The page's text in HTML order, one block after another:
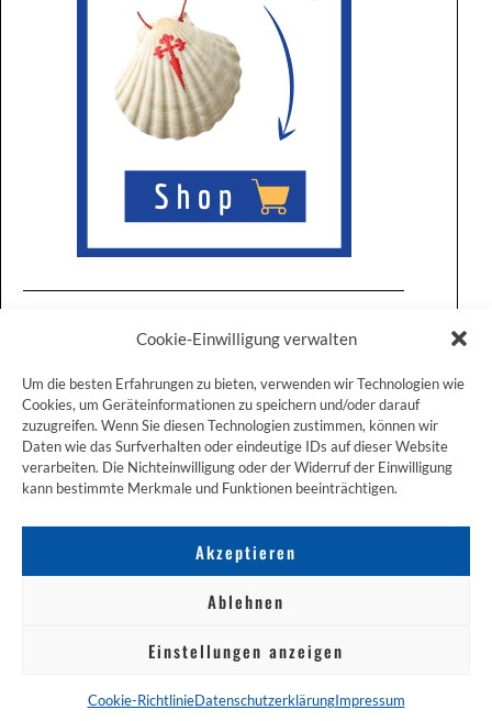
Cookie-Einwilligung verwalten
Um die besten Erfahrungen zu bieten, verwenden wir Technologien wie
Cookies, um Geräteinformationen zu speichern und/oder darauf
zuzugreifen. Wenn Sie diesen Technologien zustimmen, können wir
Daten wie das Surfverhalten oder eindeutige IDs auf dieser Website
verarbeiten. Die Nichteinwilligung oder der Widerruf der Einwilligung
kann bestimmte Merkmale und Funktionen beeinträchtigen.
Akzeptieren
Ablehnen
Einstellungen anzeigen
Cookie-RichtlinieDatenschutzerklärungImpressum
ZUM JAKOBSWEG SHOP